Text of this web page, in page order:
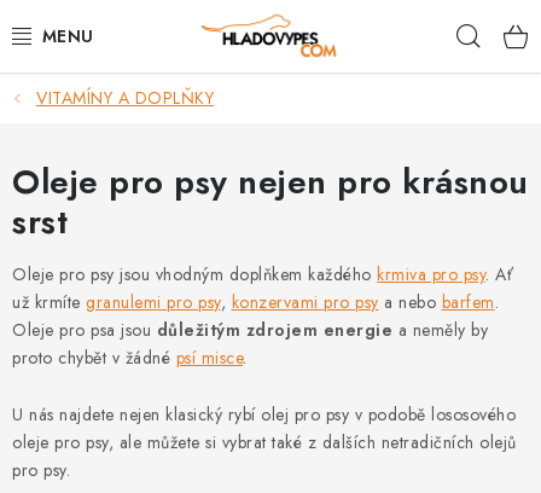
na
POTŘEBY PRO PSY
TAMI PŘEPRAVNÍ BOXY
SPORT SE PSEM
BACK ON TRACK
FAQ
VĚRNOSTNÍ PROGRAM
ZNAČKY
VITAMÍNY A DOPLŇKY
Oleje pro psy nejen pro krásnou
srst
Oleje pro psy jsou vhodným doplňkem každého krmiva pro psy. Ať
už krmíte granulemi pro psy, konzervami pro psy a nebo barfem.
Oleje pro psa jsou důležitým zdrojem energie a neměly by
proto chybět v žádné psí misce.
U nás najdete nejen klasický rybí olej pro psy v podobě lososového
oleje pro psy, ale můžete si vybrat také z dalších netradičních olejů
pro psy.